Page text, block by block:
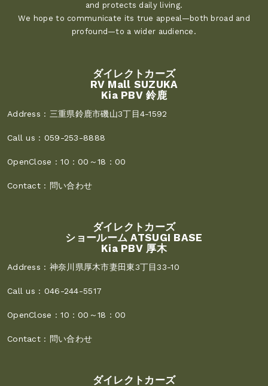
and protects daily living.
We hope to communicate its true appeal—both broad and
profound—to a wider audience.
ダイレクトカーズ
RV Mall SUZUKA
Kia PBV 鈴鹿
Address : 三重県鈴鹿市磯山3丁目4-1592
Call us : 059-253-8888
OpenClose :10：00～18：00
Contact : 問い合わせ
ダイレクトカーズ
ショールーム ATSUGI BASE
Kia PBV 厚木
Address : 神奈川県厚木市妻田東3丁目33-10
Call us : 046-244-5517
OpenClose :10：00～18：00
Contact : 問い合わせ
ダイレクトカーズ